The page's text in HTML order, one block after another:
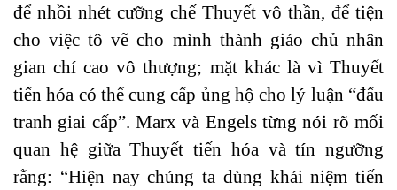
để nhồi nhét cưỡng chế Thuyết vô thần, để tiện
cho việc tô vẽ cho mình thành giáo chủ nhân
gian chí cao vô thượng; mặt khác là vì Thuyết
tiến hóa có thể cung cấp ủng hộ cho lý luận “đấu
tranh giai cấp”. Marx và Engels từng nói rõ mối
quan hệ giữa Thuyết tiến hóa và tín ngưỡng
rằng: “Hiện nay chúng ta dùng khái niệm tiến